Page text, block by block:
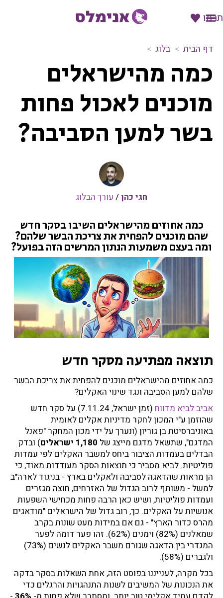
תרמו
דף הבית בלוג
מ
ה
ה
ש
ר
מ
נ
י
ם
ל
א
כ
ו
ל
פ
ח
ת
ב
ש
ר
מ
ע
ן
ה
ס
ב
י
ב
ה
?
כמה מהישראלים
מוכנים לאכול פחות
בשר למען הסביבה?
חגי כהן / עורך הבלוג
כמה אחוזים מהישראלים השיבו בסקר חדש
שהם מוכנים להפחית את צריכת הבשר שלהם?
ומה בעצם משמעות הנתון המרשים הזה בפועל?
תוצאה מפתיעה מסקר חדש
כמה אחוזים מהישראלים מוכנים להפחית את צריכת הבשר
שלהם למען הסביבה ונגד שינוי האקלים?
אביב לביא מדווח (זמן ישראל, 7.11.24) על סקר חדש
שהוזמן ע"י המכון לחקר מדיניות אקלים לאומית
באוניברסיטת בן גוריון (ונערך על ידי מכון המחקר "פאנל
המדגם", שתשאל מדגם מייצג של 1,180 ישראלים
) ובדק
הבדלים בעמדות הציבור ביחס למשבר האקלים לפי עמדות
פוליטיות. לביא מסביר כי תוצאות הסקר מעודדות מאוד, כי
הן מראות שהדאגה לסביבה ולאקלים בארץ - בניגוד לארה"ב
למשל - משותף לרוב הגדול של האזרחים, חוצה מגזרים
ועמדות פוליטיות, ושיש כאן הרבה פחות מכחישי השפעות
אנושיות על האקלים. כך, רוב גדול של הישראלים "מודאגים
מהרס כדור הארץ" - גם אם במידות מעט שונות בקרב
שמאלנים (82%) וימנים (62%). זהו פער דומה לפער
המגדרי בין הדאגה שגורם משבר האקלים לנשים (73%)
ולגברים (58%).
בכל מקרה, לענייננו בפוסט הזה, אחת השאלות בסקר בדקה
את הנכונות של המשיבים לשנות התנהגויות והרגלים כדי